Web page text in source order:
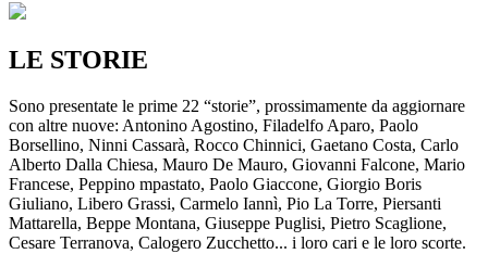
LE STORIE
Sono presentate le prime 22 “storie”, prossimamente da aggiornare
con altre nuove: Antonino Agostino, Filadelfo Aparo, Paolo
Borsellino, Ninni Cassarà, Rocco Chinnici, Gaetano Costa, Carlo
Alberto Dalla Chiesa, Mauro De Mauro, Giovanni Falcone, Mario
Francese, Peppino mpastato, Paolo Giaccone, Giorgio Boris
Giuliano, Libero Grassi, Carmelo Iannì, Pio La Torre, Piersanti
Mattarella, Beppe Montana, Giuseppe Puglisi, Pietro Scaglione,
Cesare Terranova, Calogero Zucchetto... i loro cari e le loro scorte.